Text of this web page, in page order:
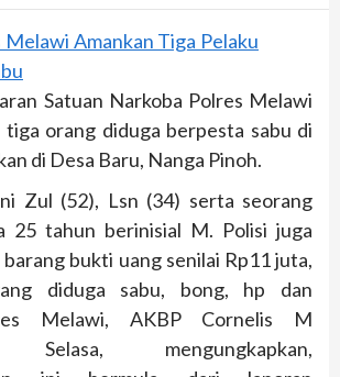
Satuan Narkoba Polres Melawi
tiga orang diduga berpesta sabu di
di Desa Baru, Nanga Pinoh.
Zul (52), Lsn (34) serta seorang
25 tahun berinisial M. Polisi juga
barang bukti uang senilai Rp11 juta,
diduga sabu, bong, hp dan
Melawi, AKBP Cornelis M
Selasa, mengungkapkan,